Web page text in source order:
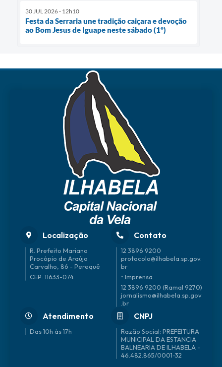
30 JUL 2026 - 12h10
Festa da Serraria une tradição caiçara e devoção
ao Bom Jesus de Iguape neste sábado (1º)
Localização
R. Prefeito Mariano
Procópio de Araújo
Carvalho, 86 - Perequê
CEP: 11633-074
Contato
12 3896 9200
protocolo@ilhabela.sp.gov.
br
• Imprensa
12 3896 9200 (Ramal 9270)
jornalismo@ilhabela.sp.gov
.br
Atendimento
Das 10h às 17h
CNPJ
46.482.865/0001-32